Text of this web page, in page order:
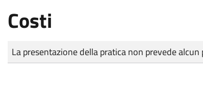
Costi
Tipo di pagamento
Importo
La presentazione della pratica non prevede alcun